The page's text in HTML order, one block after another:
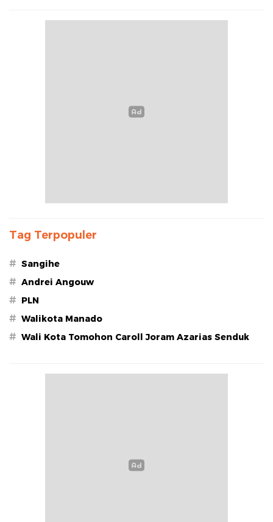
Tag Terpopuler
# Sangihe
# Andrei Angouw
# PLN
# Walikota Manado
# Wali Kota Tomohon Caroll Joram Azarias Senduk